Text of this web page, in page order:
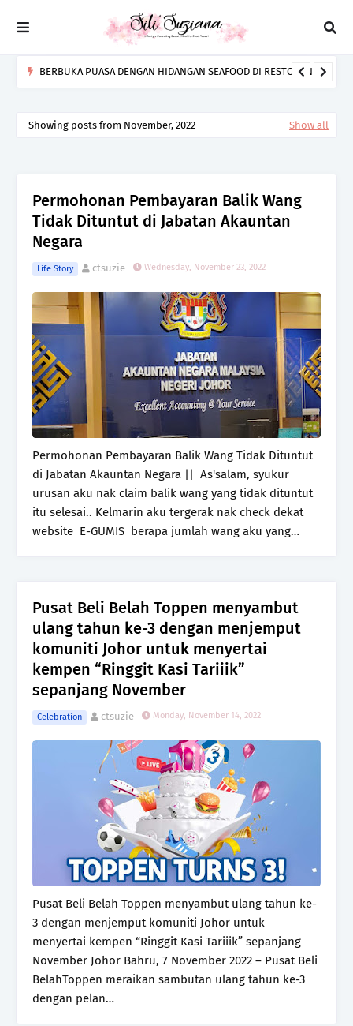
BERBUKA PUASA DENGAN HIDANGAN SEAFOOD DI RESTORAN
Showing posts from November, 2022 Show all
Permohonan Pembayaran Balik Wang
Tidak Dituntut di Jabatan Akauntan
Negara
Life Story ctsuzie Wednesday, November 23, 2022
Permohonan Pembayaran Balik Wang Tidak Dituntut
di Jabatan Akauntan Negara || As'salam, syukur
urusan aku nak claim balik wang yang tidak dituntut
itu selesai.. Kelmarin aku tergerak nak check dekat
website E-GUMIS berapa jumlah wang aku yang…
Pusat Beli Belah Toppen menyambut
ulang tahun ke-3 dengan menjemput
komuniti Johor untuk menyertai
kempen “Ringgit Kasi Tariiik”
sepanjang November
Celebration ctsuzie Monday, November 14, 2022
Pusat Beli Belah Toppen menyambut ulang tahun ke-
3 dengan menjemput komuniti Johor untuk
menyertai kempen “Ringgit Kasi Tariiik” sepanjang
November Johor Bahru, 7 November 2022 – Pusat Beli
BelahToppen meraikan sambutan ulang tahun ke-3
dengan pelan…